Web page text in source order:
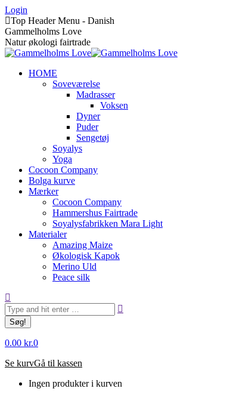
Skip
to
content
Login
Top Header Menu - Danish
Gammelholms Love
Natur økologi fairtrade
HOME
Soveværelse
Madrasser
Voksen
Dyner
Puder
Sengetøj
Soyalys
Yoga
Cocoon Company
Bolga kurve
Mærker
Cocoon Company
Hammershus Fairtrade
Soyalysfabrikken Mara Light
Materialer
Amazing Maize
Økologisk Kapok
Merino Uld
Peace silk
Søg:
0.00 kr.0
Se kurvGå til kassen
Ingen produkter i kurven